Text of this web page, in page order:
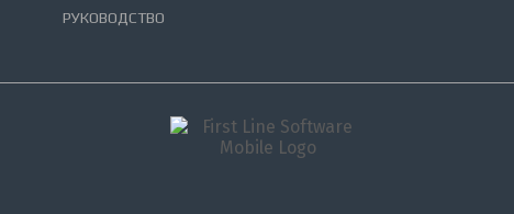
РУКОВОДСТВО